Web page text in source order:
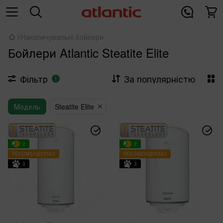
Накопичувальні бойлери
Бойлери Atlantic Steatite Elite
Фільтр 1 За популярністю
Модель Steatite Elite
2
РЕКОМЕНДУЄМО
3
2
РЕКОМЕНДУЄМО
3